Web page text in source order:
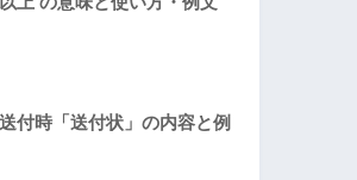
付時「送付状」の内容と例